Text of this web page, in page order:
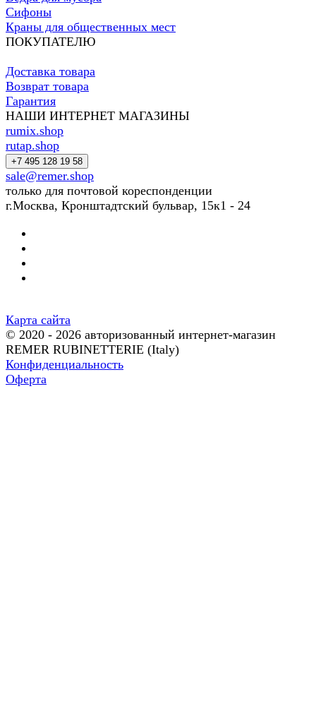
Сифоны
Краны для общественных мест
ПОКУПАТЕЛЮ
Доставка товара
Возврат товара
Гарантия
НАШИ ИНТЕРНЕТ МАГАЗИНЫ
rumix.shop
rutap.shop
+7 495 128 19 58
sale@remer.shop
только для почтовой кореспонденции
г.Москва, Кронштадтский бульвар, 15к1 - 24
Карта сайта
© 2020 - 2026 авторизованный интернет-магазин
REMER RUBINETTERIE (Italy)
Конфиденциальность
Оферта